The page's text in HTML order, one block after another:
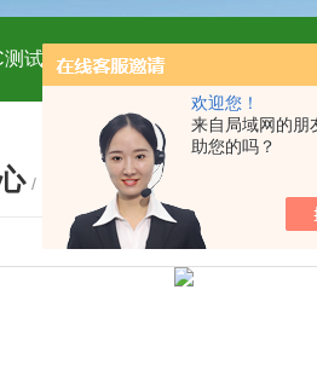
欢迎您！
来自局域网的朋
助您的吗？
测试盒 H2O2测试盒厂家供应
小鼠CALP试剂盒
/ PRODUCTS